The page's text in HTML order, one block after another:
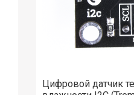
Цифровой датчик